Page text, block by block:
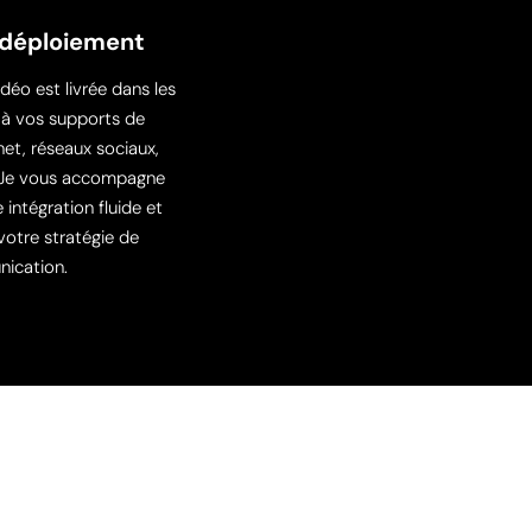
est livrée dans les
vos supports de
réseaux sociaux,
vous accompagne
intégration fluide et
stratégie de